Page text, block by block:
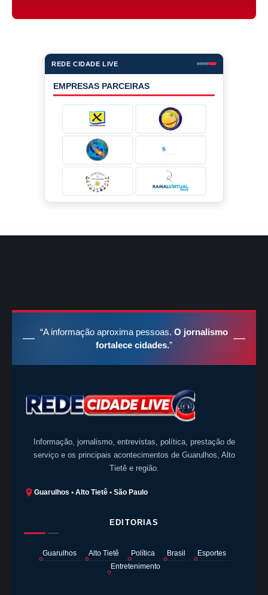
REDE CIDADE LIVE
EMPRESAS PARCEIRAS
“A informação aproxima pessoas. O jornalismo
fortalece cidades.”
Informação, jornalismo, entrevistas, política, prestação de
serviço e os principais acontecimentos de Guarulhos, Alto
Tietê e região.
Guarulhos • Alto Tietê • São Paulo
EDITORIAS
Guarulhos Alto Tietê Política Brasil
Esportes
Entretenimento